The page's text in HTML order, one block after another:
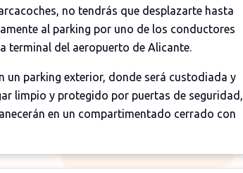
no tendrás que desplazarte hasta
al parking por uno de los conductores
terminal del aeropuerto de Alicante.
un parking exterior, donde será custodiada y
limpio y protegido por puertas de seguridad,
en un compartimentado cerrado con
e interior de tu vehículo mientras permaneces